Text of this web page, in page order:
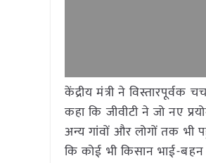
केंद्रीय मंत्री ने विस्तारपूर्वक
कहा कि जीवीटी ने जो नए
अन्य गांवों और लोगों तक भी
कि कोई भी किसान भाई-बहन